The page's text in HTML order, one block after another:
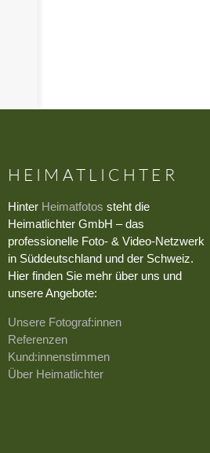
HEIMATLICHTER
Hinter Heimatfotos steht die
Heimatlichter GmbH – das
professionelle Foto- & Video-Netzwerk
in Süddeutschland und der Schweiz.
Hier finden Sie mehr über uns und
unsere Angebote:
Unsere Fotograf:innen
Referenzen
Kund:innenstimmen
Über Heimatlichter